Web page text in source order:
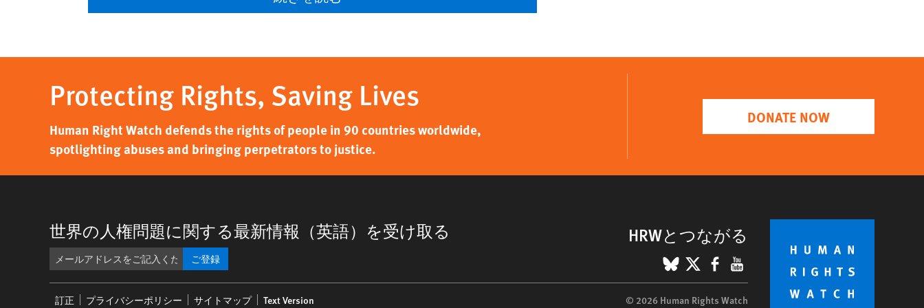
Protecting Rights, Saving Lives
Human Right Watch defends the rights of people in 90 countries worldwide,
spotlighting abuses and bringing perpetrators to justice.
DONATE NOW
世界の人権問題に関する最新情報（英語）を受け取る
ご登録
HRWとつながる
BlueSky
X Facebook
YouTube
訂正 プライバシーポリシー サイトマップ Text Version © 2026 Human Rights Watch